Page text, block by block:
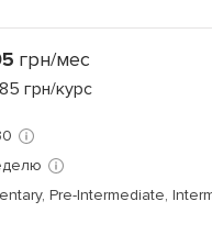
грн/мес
грн/курс
Pre-Intermediate,